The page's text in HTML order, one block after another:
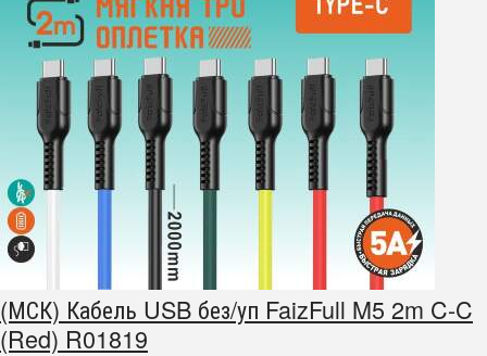
(МСК) Кабель USB без/уп FaizFull M5 2m C-C
(Red) R01819